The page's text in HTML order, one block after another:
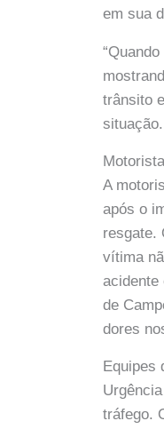
em sua
trânsito
situação.
A
após o
resgate.
vítima
de
dores
Equipes
tráfego.